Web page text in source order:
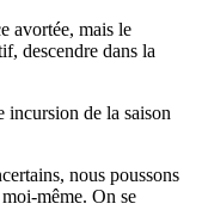
avortée, mais le
descendre dans la
incursion de la saison
nous poussons
même. On se